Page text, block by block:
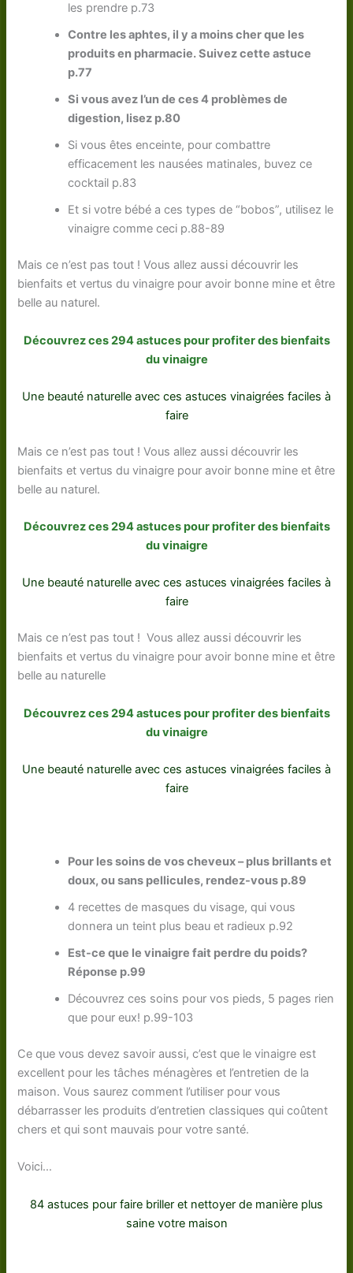
les prendre p.73
Contre les aphtes, il y a moins cher que les
produits en pharmacie. Suivez cette astuce
p.77
Si vous avez l’un de ces 4 problèmes de
digestion, lisez p.80
Si vous êtes enceinte, pour combattre
efficacement les nausées matinales, buvez ce
cocktail p.83
Et si votre bébé a ces types de “bobos”, utilisez le
vinaigre comme ceci p.88-89
Mais ce n’est pas tout ! Vous allez aussi découvrir les
bienfaits et vertus du vinaigre pour avoir bonne mine et être
belle au naturel.
Découvrez ces 294 astuces pour profiter des bienfaits
du vinaigre
Une beauté naturelle avec ces astuces vinaigrées faciles à
faire
Mais ce n’est pas tout ! Vous allez aussi découvrir les
bienfaits et vertus du vinaigre pour avoir bonne mine et être
belle au naturel.
Découvrez ces 294 astuces pour profiter des bienfaits
du vinaigre
Une beauté naturelle avec ces astuces vinaigrées faciles à
faire
Mais ce n’est pas tout ! Vous allez aussi découvrir les
bienfaits et vertus du vinaigre pour avoir bonne mine et être
belle au naturelle
Découvrez ces 294 astuces pour profiter des bienfaits
du vinaigre
Une beauté naturelle avec ces astuces vinaigrées faciles à
faire
Pour les soins de vos cheveux – plus brillants et
doux, ou sans pellicules, rendez-vous p.89
4 recettes de masques du visage, qui vous
donnera un teint plus beau et radieux p.92
Est-ce que le vinaigre fait perdre du poids?
Réponse p.99
Découvrez ces soins pour vos pieds, 5 pages rien
que pour eux! p.99-103
Ce que vous devez savoir aussi, c’est que le vinaigre est
excellent pour les tâches ménagères et l’entretien de la
maison. Vous saurez comment l’utiliser pour vous
débarrasser les produits d’entretien classiques qui coûtent
chers et qui sont mauvais pour votre santé.
Voici…
84 astuces pour faire briller et nettoyer de manière plus
saine votre maison